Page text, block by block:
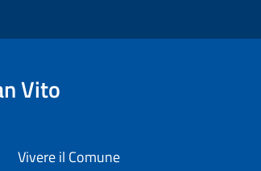
Vito
Vivere il Comune